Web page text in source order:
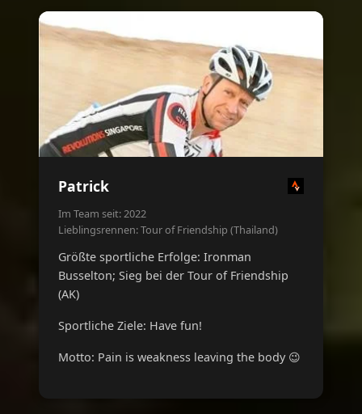
Patrick
Im Team seit: 2022
Lieblingsrennen: Tour of Friendship (Thailand)
Größte sportliche Erfolge: Ironman
Busselton; Sieg bei der Tour of Friendship
(AK)
Sportliche Ziele: Have fun!
Motto: Pain is weakness leaving the body 😉